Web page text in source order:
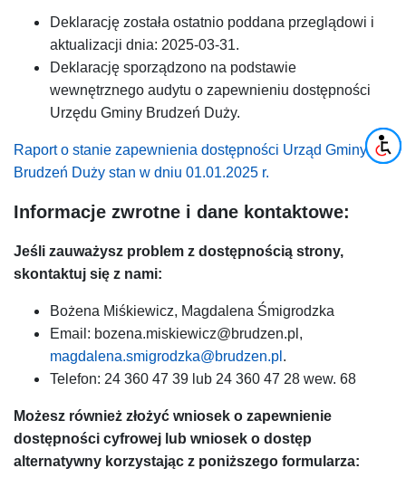
Deklarację została ostatnio poddana przeglądowi i
aktualizacji dnia: 2025-03-31.
Deklarację sporządzono na podstawie
wewnętrznego audytu o zapewnieniu dostępności
Urzędu Gminy Brudzeń Duży.
Raport o stanie zapewnienia dostępności Urząd Gminy
Brudzeń Duży stan w dniu 01.01.2025 r.
Informacje zwrotne i dane kontaktowe:
Jeśli zauważysz problem z dostępnością strony,
skontaktuj się z nami:
Bożena Miśkiewicz, Magdalena Śmigrodzka
Email: bozena.miskiewicz@brudzen.pl,
magdalena.smigrodzka@brudzen.pl .
Telefon: 24 360 47 39 lub 24 360 47 28 wew. 68
Możesz również złożyć wniosek o zapewnienie
dostępności cyfrowej lub wniosek o dostęp
alternatywny korzystając z poniższego formularza: